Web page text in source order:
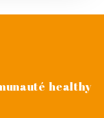
healthy